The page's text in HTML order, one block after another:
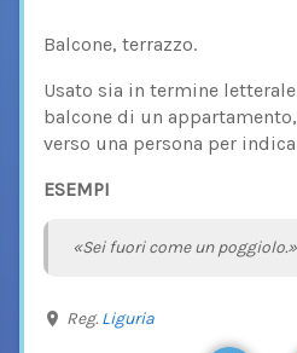
Balcone, terrazzo.
Usato sia in termine
balcone di un
verso una persona per
ESEMPI
«Sei fuori come un poggiolo.»
Reg. Liguria